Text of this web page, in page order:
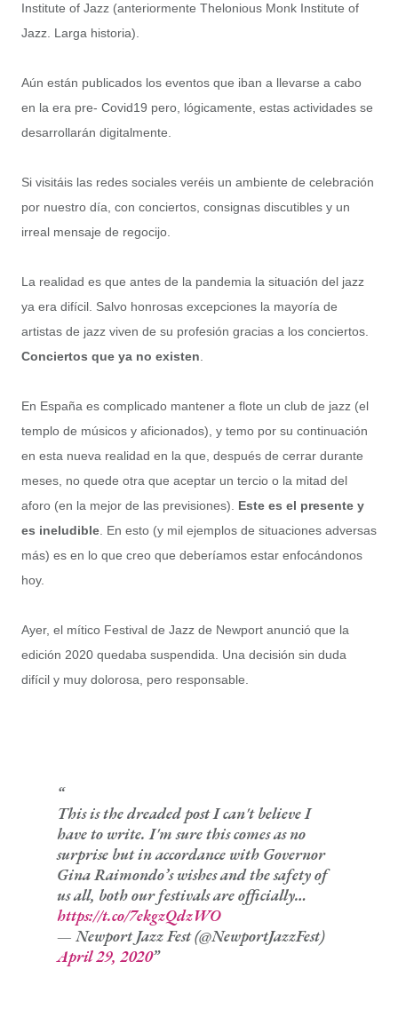
Institute of Jazz (anteriormente Thelonious Monk Institute of
Jazz. Larga historia).
Aún están publicados los eventos que iban a llevarse a cabo
en la era pre- Covid19 pero, lógicamente, estas actividades se
desarrollarán digitalmente.
Si visitáis las redes sociales veréis un ambiente de celebración
por nuestro día, con conciertos, consignas discutibles y un
irreal mensaje de regocijo.
La realidad es que antes de la pandemia la situación del jazz
ya era difícil. Salvo honrosas excepciones la mayoría de
artistas de jazz viven de su profesión gracias a los conciertos.
Conciertos que ya no existen
En España es complicado mantener a flote un club de jazz (el
templo de músicos y aficionados), y temo por su continuación
en esta nueva realidad en la que, después de cerrar durante
meses, no quede otra que aceptar un tercio o la mitad del
aforo (en la mejor de las previsiones). Este es el presente y
es ineludible . En esto (y mil ejemplos de situaciones adversas
más) es en lo que creo que deberíamos estar enfocándonos
hoy.
Ayer, el mítico Festival de Jazz de Newport anunció que la
edición 2020 quedaba suspendida. Una decisión sin duda
difícil y muy dolorosa, pero responsable.
This is the dreaded post I can't believe I
have to write. I'm sure this comes as no
surprise but in accordance with Governor
Gina Raimondo’s wishes and the safety of
us all, both our festivals are officially…
https://t.co/7ekgzQdzWO
— Newport Jazz Fest (@NewportJazzFest)
April 29, 2020